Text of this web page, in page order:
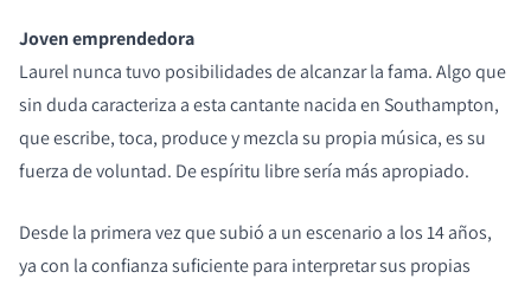
Joven emprendedora
Laurel nunca tuvo posibilidades de alcanzar la fama. Algo que
sin duda caracteriza a esta cantante nacida en Southampton,
que escribe, toca, produce y mezcla su propia música, es su
fuerza de voluntad. De espíritu libre sería más apropiado.
Desde la primera vez que subió a un escenario a los 14 años,
ya con la confianza suficiente para interpretar sus propias